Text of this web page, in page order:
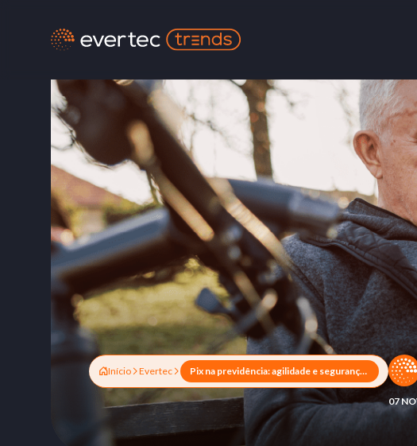
Início Evertec Pix na previdência: agilidade e segurança para seus pagamentos
07